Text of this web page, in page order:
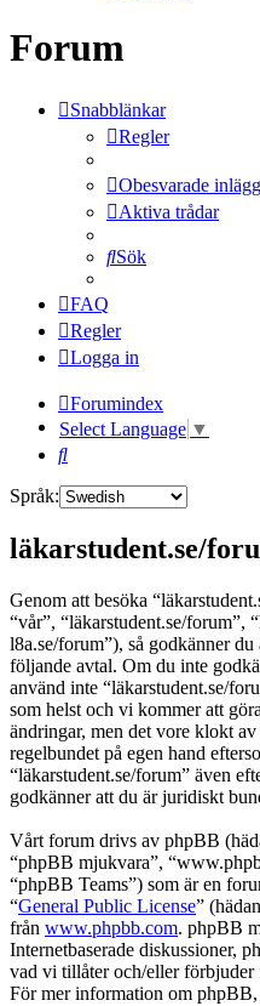
Forum
Snabblänkar
Regler
Obesvarade inlägg
Aktiva trådar
Sök
FAQ
Regler
Logga in
Forumindex
Select Language ▼
Sök
Språk:
läkarstudent.se/
Genom att besöka
“vår”, “läkarstudent.se/forum”,
l8a.se/forum”), så godkänner
följande avtal. Om du inte
använd inte “läkarstudent.se/
som helst och vi kommer att
ändringar, men det vore klokt
regelbundet på egen hand
“läkarstudent.se/forum” även
godkänner att du är juridiskt
Vårt forum drivs av phpBB
“phpBB mjukvara”,
“phpBB Teams”) som är en
“General Public License”
från www.phpbb.com. phpBB
Internetbaserade diskussioner,
vad vi tillåter och/eller
För mer information om phpBB,